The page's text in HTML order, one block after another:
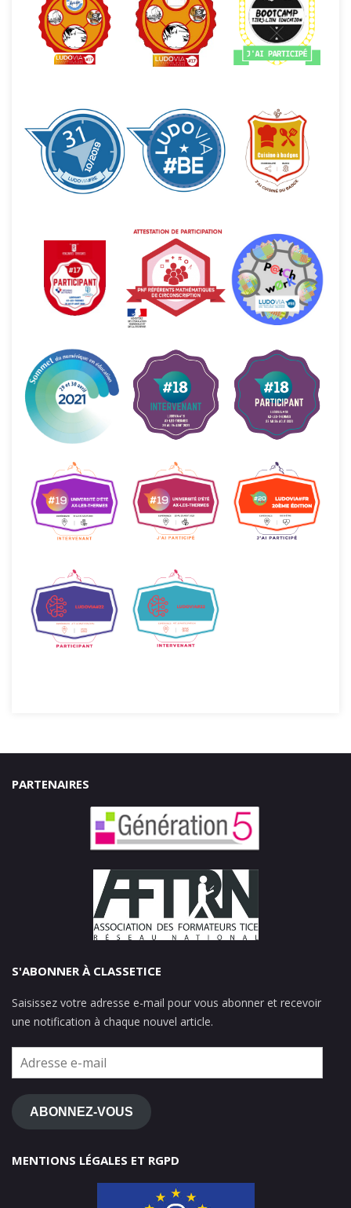
PARTENAIRES
S'ABONNER À CLASSETICE
Saisissez votre adresse e-mail pour vous abonner et recevoir
une notification à chaque nouvel article.
Adresse
e-
mail
ABONNEZ-VOUS
MENTIONS LÉGALES ET RGPD